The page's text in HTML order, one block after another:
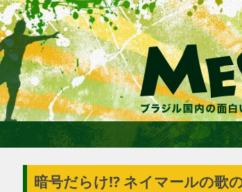
暗号だらけ!? ネイマールの歌